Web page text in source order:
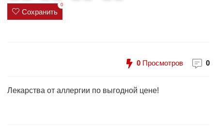
4
Сохранить
0
0 Просмотров 0
Лекарства от аллергии по выгодной цене!